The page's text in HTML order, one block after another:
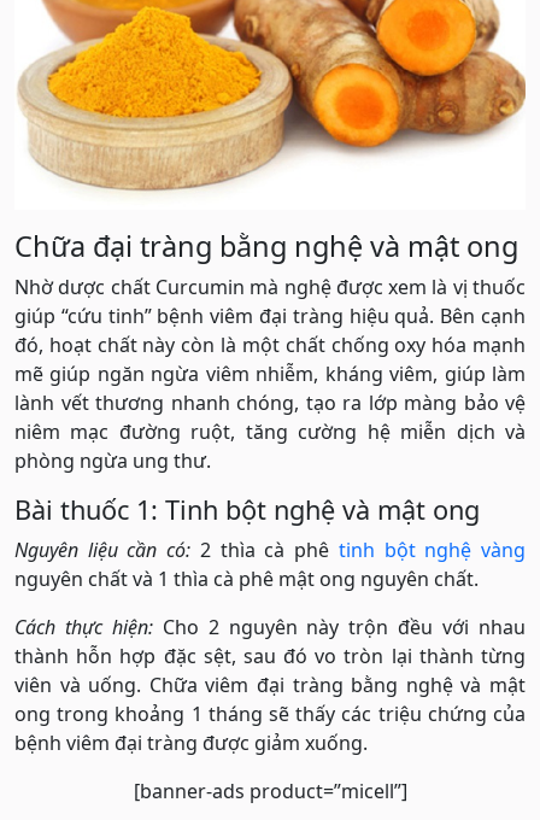
Chữa đại tràng bằng nghệ và mật ong
Nhờ dược chất Curcumin mà nghệ được xem là vị thuốc
giúp “cứu tinh” bệnh viêm đại tràng hiệu quả. Bên cạnh
đó, hoạt chất này còn là một chất chống oxy hóa mạnh
mẽ giúp ngăn ngừa viêm nhiễm, kháng viêm, giúp làm
lành vết thương nhanh chóng, tạo ra lớp màng bảo vệ
niêm mạc đường ruột, tăng cường hệ miễn dịch và
phòng ngừa ung thư.
Bài thuốc 1: Tinh bột nghệ và mật ong
Nguyên liệu cần có: 2 thìa cà phê tinh bột nghệ vàng
nguyên chất và 1 thìa cà phê mật ong nguyên chất.
Cách thực hiện: Cho 2 nguyên này trộn đều với nhau
thành hỗn hợp đặc sệt, sau đó vo tròn lại thành từng
viên và uống. Chữa viêm đại tràng bằng nghệ và mật
ong trong khoảng 1 tháng sẽ thấy các triệu chứng của
bệnh viêm đại tràng được giảm xuống.
[banner-ads product=”micell”]